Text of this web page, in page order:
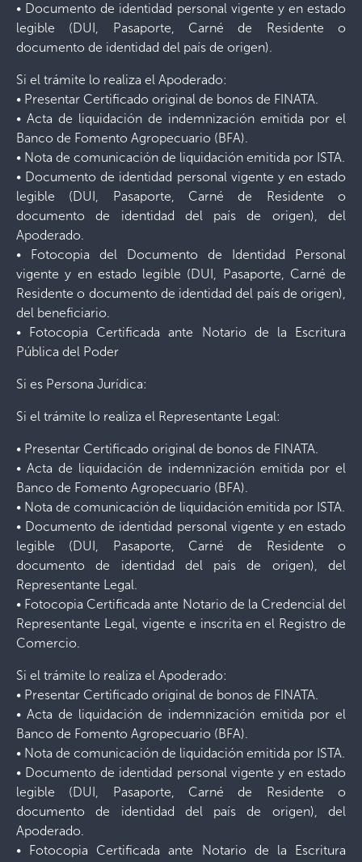
• Documento de identidad personal vigente y en estado
legible (DUI, Pasaporte, Carné de Residente o
documento de identidad del país de origen).
Si el trámite lo realiza el Apoderado:
• Presentar Certificado original de bonos de FINATA.
• Acta de liquidación de indemnización emitida por el
Banco de Fomento Agropecuario (BFA).
• Nota de comunicación de liquidación emitida por ISTA.
• Documento de identidad personal vigente y en estado
legible (DUI, Pasaporte, Carné de Residente o
documento de identidad del país de origen), del
Apoderado.
• Fotocopia del Documento de Identidad Personal
vigente y en estado legible (DUI, Pasaporte, Carné de
Residente o documento de identidad del país de origen),
del beneficiario.
• Fotocopia Certificada ante Notario de la Escritura
Pública del Poder
Si es Persona Jurídica:
Si el trámite lo realiza el Representante Legal:
• Presentar Certificado original de bonos de FINATA.
• Acta de liquidación de indemnización emitida por el
Banco de Fomento Agropecuario (BFA).
• Nota de comunicación de liquidación emitida por ISTA.
• Documento de identidad personal vigente y en estado
legible (DUI, Pasaporte, Carné de Residente o
documento de identidad del país de origen), del
Representante Legal.
• Fotocopia Certificada ante Notario de la Credencial del
Representante Legal, vigente e inscrita en el Registro de
Comercio.
Si el trámite lo realiza el Apoderado:
• Presentar Certificado original de bonos de FINATA.
• Acta de liquidación de indemnización emitida por el
Banco de Fomento Agropecuario (BFA).
• Nota de comunicación de liquidación emitida por ISTA.
• Documento de identidad personal vigente y en estado
legible (DUI, Pasaporte, Carné de Residente o
documento de identidad del país de origen), del
Apoderado.
• Fotocopia Certificada ante Notario de la Escritura